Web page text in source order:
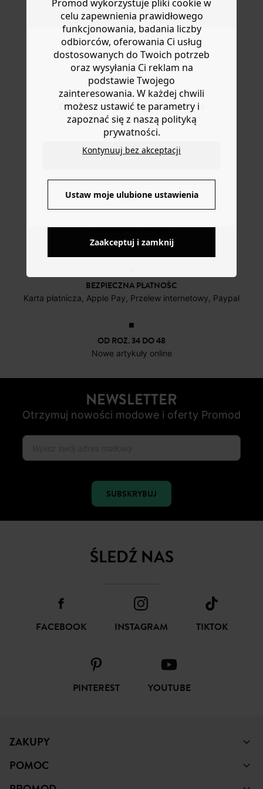
Do you want to be redirected to
www.promod.com ?
YES
NO
długość dzięki łańcuszkowi i metalowemu zapięciu.
Świetny pomysł na prezent.
DARMOWE ZWROTY
do 30 dni
BEZPIECZNA PŁATNOŚC
Karta płatnicza, Apple Pay, Przelew internetowy, Paypal
OD ROZ. 34 DO 48
Nowe artykuły online
NEWSLETTER
Otrzymuj nowości modowe i oferty Promod
SUBSKRYBUJ
ŚLEDŹ NAS
FACEBOOK INSTAGRAM TIKTOK
PINTEREST YOUTUBE
ZAKUPY
POMOC
Promod wykorzystuje pliki cookie w
celu zapewnienia prawidłowego
funkcjonowania, badania liczby
odbiorców, oferowania Ci usług
dostosowanych do Twoich potrzeb
oraz wysyłania Ci reklam na
podstawie Twojego
zainteresowania. W każdej chwili
możesz ustawić te parametry i
zapoznać się z naszą polityką
prywatności.
Kontynuuj bez akceptacji
Ustaw moje ulubione ustawienia
Zaakceptuj i zamknij